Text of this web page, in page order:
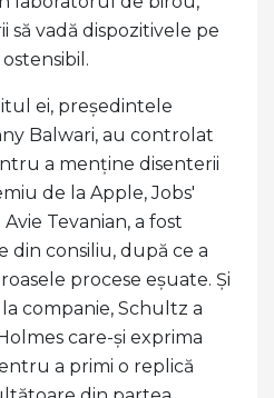
vadă dispozitivele pe
ei, președintele
Balwari, au controlat
a menține disenterii
de la Apple, Jobs'
Tevanian, a fost
din consiliu, după ce a
procese eșuate. Și
companie, Schultz a
care-și exprima
a primi o replică